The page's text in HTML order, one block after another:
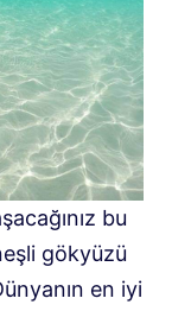
bu
gökyüzü
en iyi